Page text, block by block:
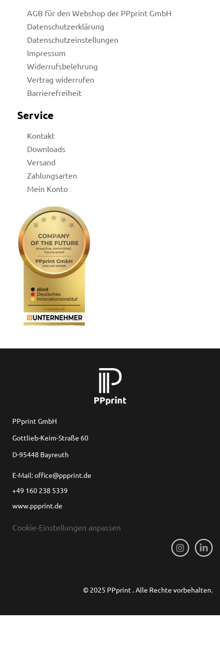
AGB für den Webshop der PPprint GmbH
Datenschutzerklärung
Datenschutzeinstellungen
Impressum
Widerrufsbelehrung
Vertrag widerrufen
Barrierefreiheit
Service
Kontakt
Downloads
Versand
Zahlungsarten
Mein Konto
PPprint GmbH
Gottlieb-Keim-Straße 60
D-95448 Bayreuth
E-Mail: office@ppprint.de
+49 160 238 5339
www.ppprint.de
Cookie-Einstellungen anpassen
© 2025 PPprint . Alle Rechte vorbehalten.